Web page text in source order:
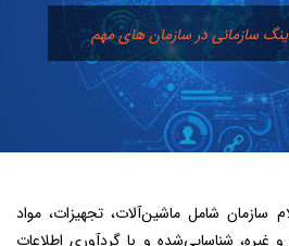
سازمانی در سازمان های مهم
شامل ماشین‌آلات، تجهیزات، مواد
و غیره، شناسایی‌شده و با گردآوری اطلاعات